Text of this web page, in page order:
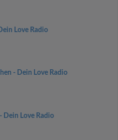
Love Radio
- Dein Love Radio
Dein Love Radio